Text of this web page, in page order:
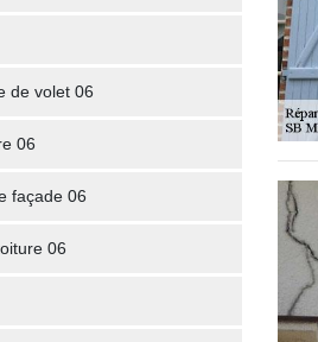
de volet 06
06
façade 06
06